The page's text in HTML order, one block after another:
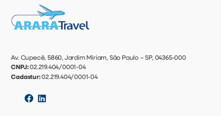
Av. Cupecê, 5860, Jardim Miriam, São Paulo – SP, 04365-000
CNPJ:02.219.404/0001-04
Cadastur:02.219.404/0001-04